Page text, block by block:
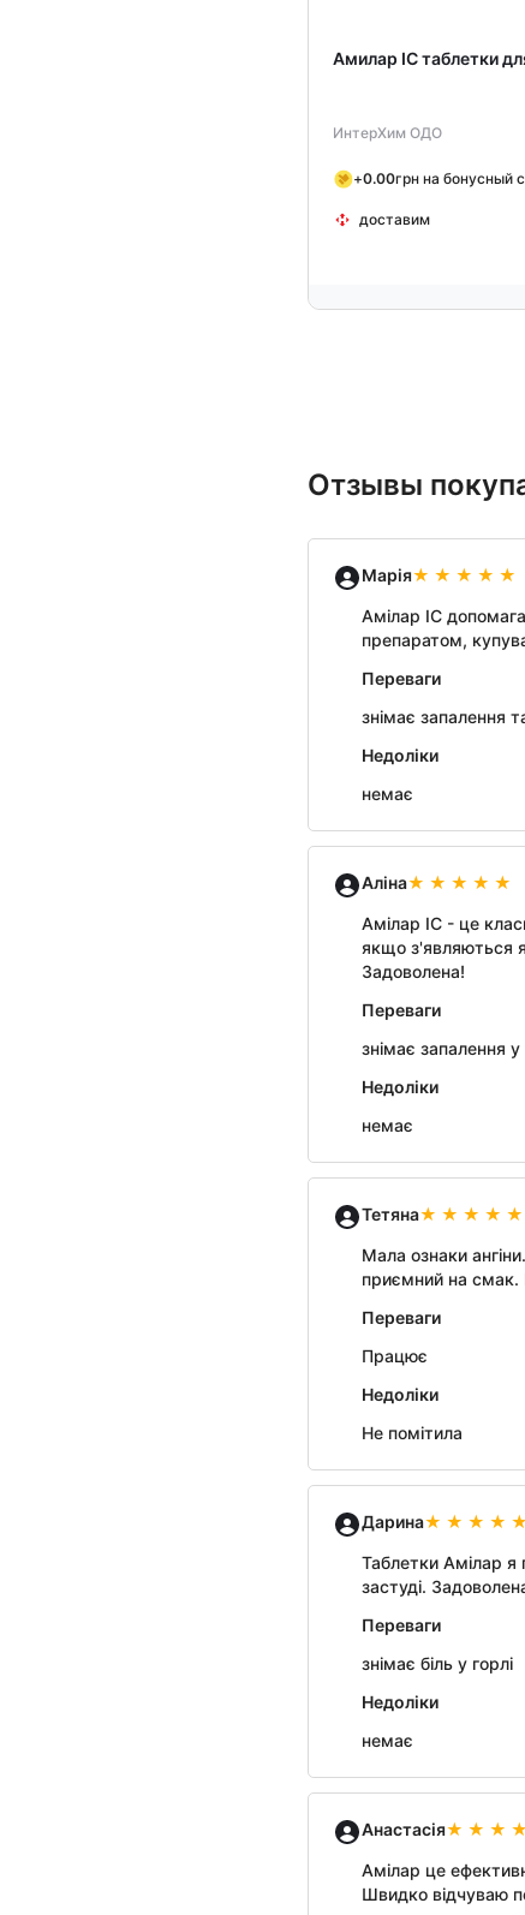
Амилар ІС таблетки
ИнтерХим ОДО
+0.00грн на бонусный
доставим
Отзывы
Марія
Амілар ІС
препаратом,
Переваги
знімає запалення
Недоліки
немає
Аліна
Амілар ІС - це
якщо з'являються
Задоволена!
Переваги
знімає запалення
Недоліки
немає
Тетяна
Мала ознаки
приємний на смак.
Переваги
Працює
Недоліки
Не помітила
Дарина
Таблетки Амілар я
застуді.
Переваги
знімає біль у горлі
Недоліки
немає
Анастасія
Амілар це
Швидко відчуваю